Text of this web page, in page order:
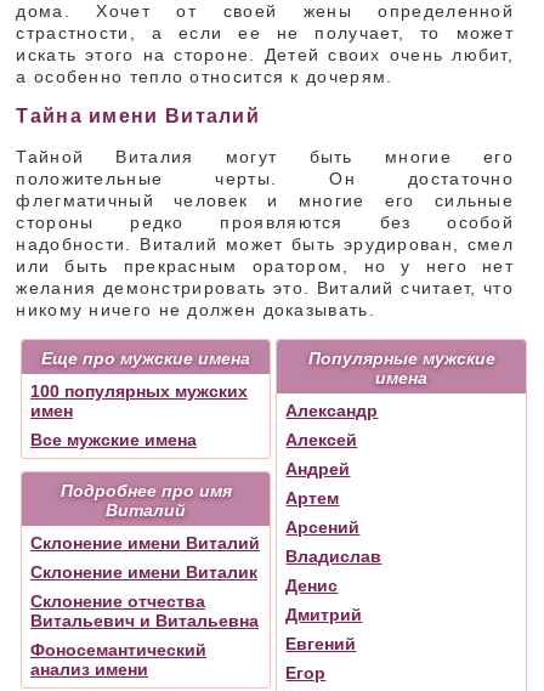
дома. Хочет от своей жены определенной
страстности, а если ее не получает, то может
искать этого на стороне. Детей своих очень любит,
а особенно тепло относится к дочерям.
Тайна имени Виталий
Тайной Виталия могут быть многие его
положительные черты. Он достаточно
флегматичный человек и многие его сильные
стороны редко проявляются без особой
надобности. Виталий может быть эрудирован, смел
или быть прекрасным оратором, но у него нет
желания демонстрировать это. Виталий считает, что
никому ничего не должен доказывать.
Популярные мужские
имена
Александр
Алексей
Андрей
Артем
Арсений
Владислав
Денис
Дмитрий
Евгений
Егор
Еще про мужские имена
100 популярных мужских
имен
Все мужские имена
Подробнее про имя
Виталий
Склонение имени Виталий
Склонение имени Виталик
Склонение отчества
Витальевич и Витальевна
Фоносемантический
анализ имени